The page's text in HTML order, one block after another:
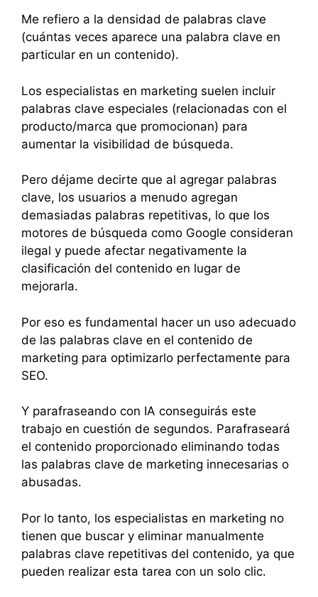
Me refiero a la densidad de palabras clave
(cuántas veces aparece una palabra clave en
particular en un contenido).
Los especialistas en marketing suelen incluir
palabras clave especiales (relacionadas con el
producto/marca que promocionan) para
aumentar la visibilidad de búsqueda.
Pero déjame decirte que al agregar palabras
clave, los usuarios a menudo agregan
demasiadas palabras repetitivas, lo que los
motores de búsqueda como Google consideran
ilegal y puede afectar negativamente la
clasificación del contenido en lugar de
mejorarla.
Por eso es fundamental hacer un uso adecuado
de las palabras clave en el contenido de
marketing para optimizarlo perfectamente para
SEO.
Y parafraseando con IA conseguirás este
trabajo en cuestión de segundos. Parafraseará
el contenido proporcionado eliminando todas
las palabras clave de marketing innecesarias o
abusadas.
Por lo tanto, los especialistas en marketing no
tienen que buscar y eliminar manualmente
palabras clave repetitivas del contenido, ya que
pueden realizar esta tarea con un solo clic.